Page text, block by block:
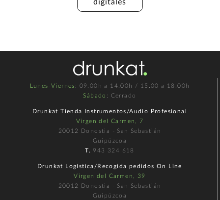
digitales
Lunes-Viernes : 09.00h a 14.00h / 15.00 a 18.00h
Sábado : Cerrado
Drunkat Tienda Instrumentos/Audio Profesional
Virgen del Carmen, 7
20012 Donostia - San Sebastián
Guipúzcoa
T. 943 324 618
Drunkat Logística/Recogida pedidos On Line
Virgen del Carmen, 39
20012 Donostia - San Sebastián
Guipúzcoa